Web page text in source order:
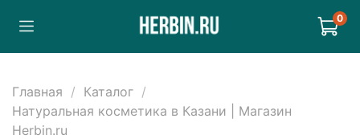
0
Главная
Каталог
Натуральная косметика в Казани | Магазин
Herbin.ru